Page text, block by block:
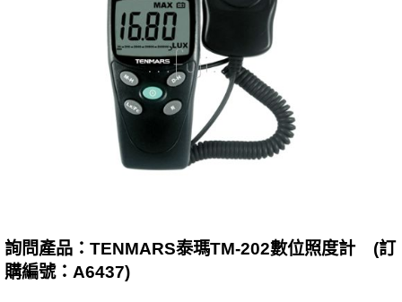
詢問產品：TENMARS泰瑪TM-202數位照度計 (訂
購編號：A6437)